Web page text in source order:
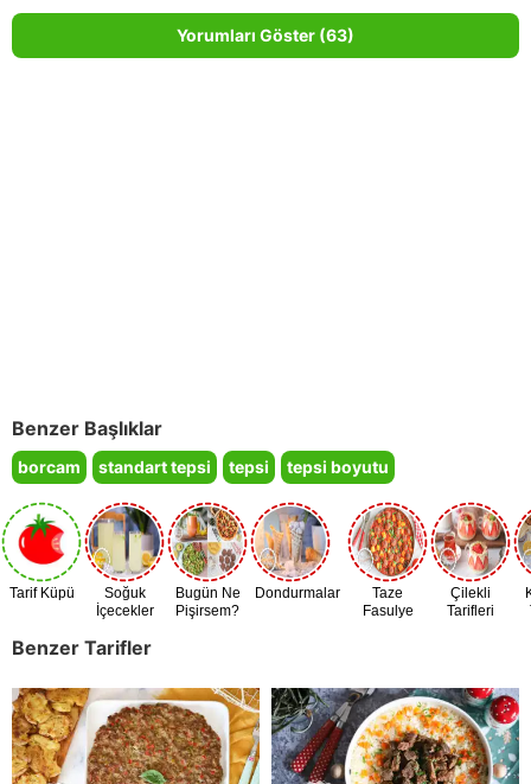
Yorumları Göster (63)
Benzer Başlıklar
borcam standart tepsi tepsi tepsi boyutu
Tarif Küpü
Soğuk
İçecekler
Bugün Ne
Pişirsem?
Dondurmalar
Taze
Fasulye
Çilekli
Tarifleri
Benzer Tarifler